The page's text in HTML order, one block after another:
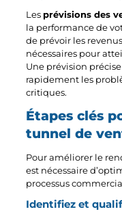
Les prévisions des
la performance de
de prévoir les
nécessaires pour
Une prévision
rapidement les
critiques.
Étapes clés
tunnel de
Pour améliorer le
est nécessaire
processus
Identifiez et